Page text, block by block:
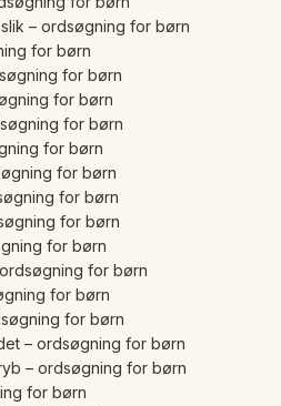
– ordsøgning for børn
for børn
for børn
for børn
for børn
for børn
for børn
for børn
for børn
for børn
for børn
for børn
for børn
– ordsøgning for børn
– ordsøgning for børn
for børn